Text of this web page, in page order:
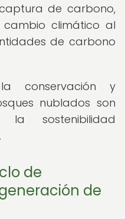
de carbono,
climático al
de carbono
conservación y
nublados son
la sostenibilidad
de
de